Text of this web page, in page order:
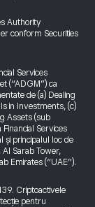
Authority
conform Securities
Services
(“ADGM”) ca
de (a) Dealing
in Investments, (c)
Assets (sub
Services
și principalul loc de
Sarab Tower,
Emirates (“UAE”).
Criptoactivele
pentru